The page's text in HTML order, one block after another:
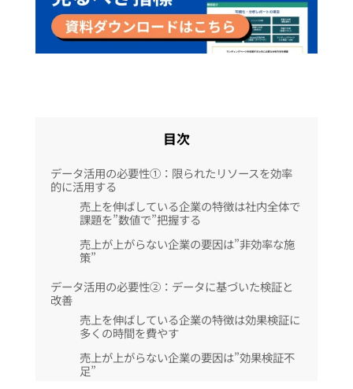
目次
データ活用の必要性①：限られたリソースを効率
的に活用する
売上を伸ばしている企業の特徴は社内全体で
課題を”数値で”把握する
売上が上がらない企業の要因は”非効率な施
策”
データ活用の必要性②：データに基づいた検証と
改善
売上を伸ばしている企業の特徴は効果検証に
多くの時間を費やす
売上が上がらない企業の要因は”効果検証不
足”